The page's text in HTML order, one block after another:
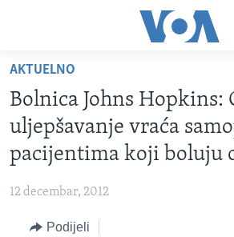
glavni
sadržaj
Pređi
na
glavnu
Idi
TV PROGRAM
VIDEO
FOTOGRAFIJE DANA
VIJESTI
SJEDINJENE AMERIČKE DRŽAVE
BOSNA I HERCEGOVINA
NAUKA I TEHNOLOGIJA
SPECIJALNI PROJEKTI
AKTUELNO
Bolnica Johns Hopkins:
uljepšavanje vraća
pacijentima koji boluju
12 decembar, 2012
Podijeli